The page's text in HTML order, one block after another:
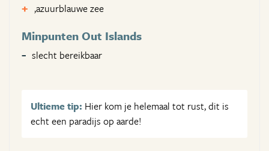
,azuurblauwe zee
Minpunten Out Islands
slecht bereikbaar
Ultieme tip: Hier kom je helemaal tot rust, dit is
echt een paradijs op aarde!